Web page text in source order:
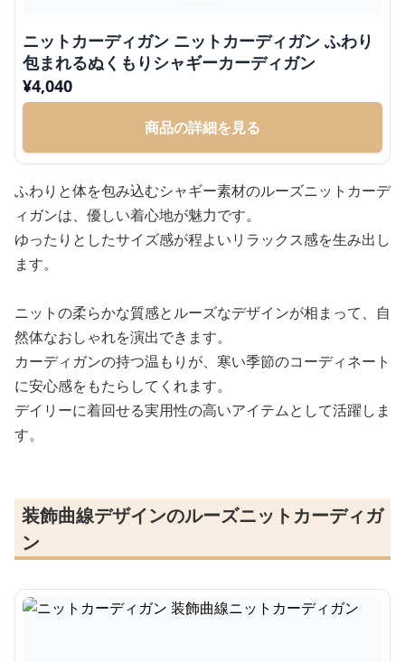
ニットカーディガン ニットカーディガン ふわり
包まれるぬくもりシャギーカーディガン
¥4,040
商品の詳細を見る
ふわりと体を包み込むシャギー素材のルーズニットカーデ
ィガンは、優しい着心地が魅力です。
ゆったりとしたサイズ感が程よいリラックス感を生み出し
ます。
ニットの柔らかな質感とルーズなデザインが相まって、自
然体なおしゃれを演出できます。
カーディガンの持つ温もりが、寒い季節のコーディネート
に安心感をもたらしてくれます。
デイリーに着回せる実用性の高いアイテムとして活躍しま
す。
装飾曲線デザインのルーズニットカーディガ
ン